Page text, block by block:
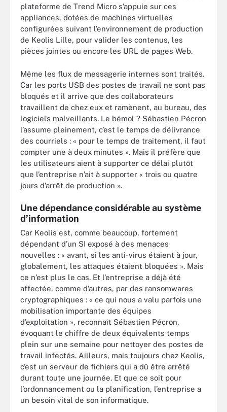
plateforme de Trend Micro s’appuie sur ces
appliances, dotées de machines virtuelles
configurées suivant l’environnement de production
de Keolis Lille, pour valider les contenus, les
pièces jointes ou encore les URL de pages Web.
Même les flux de messagerie internes sont traités.
Car les ports USB des postes de travail ne sont pas
bloqués et il arrive que des collaborateurs
travaillent de chez eux et ramènent, au bureau, des
logiciels malveillants. Le bémol ? Sébastien Pécron
l’assume pleinement, c’est le temps de délivrance
des courriels : « pour le temps de traitement, il faut
compter une à deux minutes ». Mais il préfère que
les utilisateurs aient à supporter ce délai plutôt
que l’entreprise n’ait à supporter « trois ou quatre
jours d’arrêt de production ».
Une dépendance considérable au système
d’information
Car Keolis est, comme beaucoup, fortement
dépendant d’un SI exposé à des menaces
nouvelles : « avant, si les anti-virus étaient à jour,
globalement, les attaques étaient bloquées ». Mais
ce n’est plus le cas. Et l’entreprise a déjà été
affectée, comme d’autres, par des ransomwares
cryptographiques : « ce qui nous a valu parfois une
mobilisation importante des équipes
d’exploitation », reconnaît Sébastien Pécron,
évoquant le chiffre de deux équivalents temps
plein sur une semaine pour nettoyer des postes de
travail infectés. Ailleurs, mais toujours chez Keolis,
c’est un serveur de fichiers qui a dû être arrêté
durant toute une journée. Et que ce soit pour
l’ordonnancement ou la planification, l’entreprise a
un besoin vital de son informatique.